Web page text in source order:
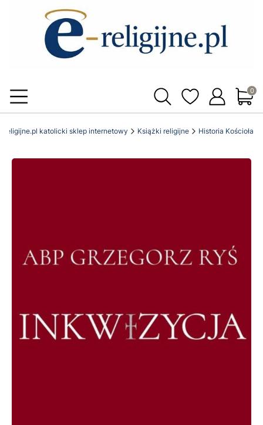
religijne.pl katolicki sklep internetowy Książki religijne Historia Kościoła